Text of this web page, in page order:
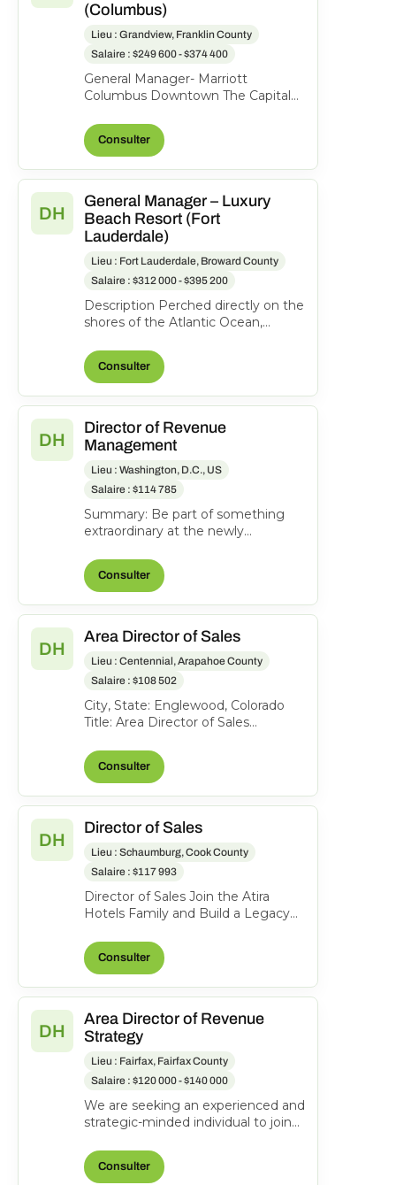
(Columbus)
Lieu : Grandview, Franklin County
Salaire : $249 600 - $374 400
General Manager- Marriott
Columbus Downtown The Capital
Columbus, Ohio, United States o...
Consulter
DH
General Manager – Luxury
Beach Resort (Fort
Lauderdale)
Lieu : Fort Lauderdale, Broward County
Salaire : $312 000 - $395 200
Description Perched directly on the
shores of the Atlantic Ocean,
of Fort Lauderdal...
Consulter
DH
Director of Revenue
Management
Lieu : Washington, D.C., US
Salaire : $114 785
Summary: Be part of something
extraordinary at the newly
Washington on Capitol Hill-an
iconi...
Consulter
DH
Area Director of Sales
Lieu : Centennial, Arapahoe County
Salaire : $108 502
City, State: Englewood, Colorado
Title: Area Director of Sales
Exempt Status: F ull-time...
Consulter
DH
Director of Sales
Lieu : Schaumburg, Cook County
Salaire : $117 993
Director of Sales Join the Atira
Hotels Family and Build a Legacy
Place Schaumbu...
Consulter
DH
Area Director of Revenue
Strategy
Lieu : Fairfax, Fairfax County
Salaire : $120 000 - $140 000
We are seeking an experienced and
strategic-minded individual to join
Revenue Strateg...
Consulter